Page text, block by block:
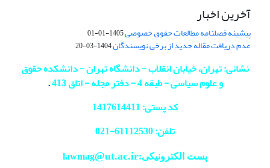
آخرین اخبار
پیشینه فصلنامه مطالعات حقوق خصوصی1405-01-01
عدم دریافت مقاله جدید از برخی نویسندگان1404-03-20
نشانی: تهران، خیابان انقلاب - دانشگاه تهران - دانشکده حقوق
و علوم سیاسی - طبقه 4 - دفتر مجله - اتاق 413
.
کد پستی: 1417614411
تلفن: 61112530-
021
پست الکترونیکی:lawmag@ut.ac.ir